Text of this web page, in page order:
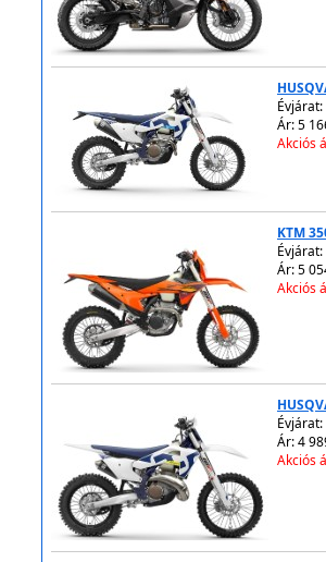
Évjárat:
Ár: 5
Akciós
KTM
Évjárat:
Ár: 5
Akciós
Évjárat:
Ár: 4
Akciós